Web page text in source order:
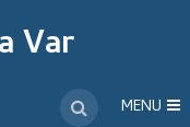
Var
MENU